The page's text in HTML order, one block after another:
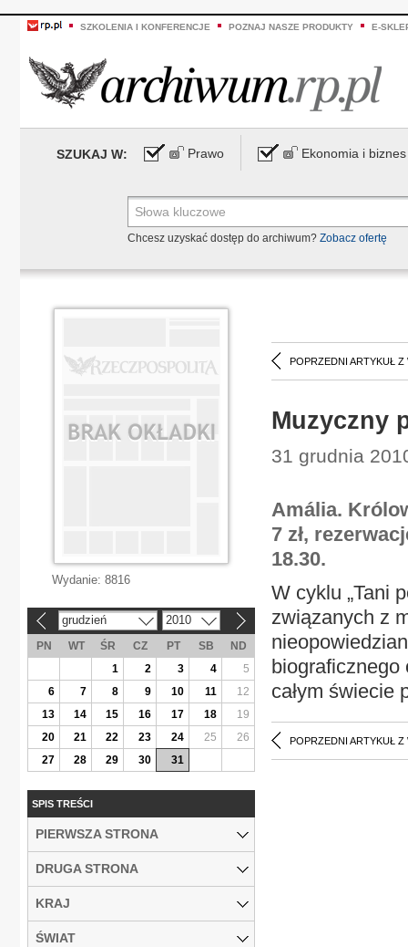
SZKOLENIA I KONFERENCJE POZNAJ NASZE PRODUKTY E-
SZUKAJ W: Prawo Ekonomia i biznes
Chcesz uzyskać dostęp do archiwum? Zobacz ofertę
POPRZEDNI ARTYKUŁ Z
Muzyczny
31 grudnia
Amália.
7 zł,
18.30.
W cyklu „Tani
związanych z
biograficznego
całym świecie
POPRZEDNI ARTYKUŁ Z
Wydanie: 8816
grudzień 2010
PN WT ŚR CZ PT SB
ND
1
2 3 4
5
6
7 8 9 10 11
12
13
14 15 16 17 18
19
20
21 22 23 24 25
26
27
28 29 30 31
SPIS TREŚCI
PIERWSZA STRONA
DRUGA STRONA
KRAJ
ŚWIAT